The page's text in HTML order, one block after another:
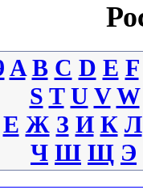
A B C D E F
S T U V W
Е Ж З И К Л
Ч Ш Щ Э